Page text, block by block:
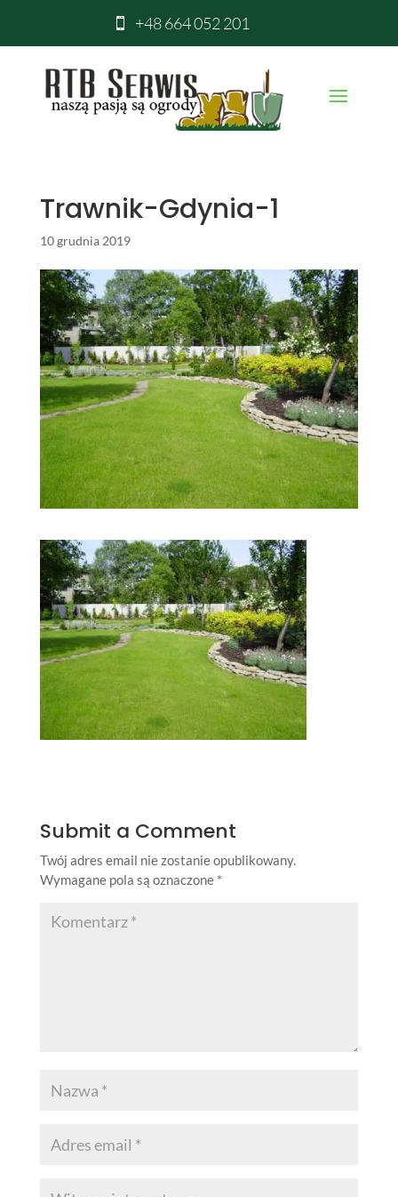
 +48 664 052 201
Trawnik-Gdynia-1
10 grudnia 2019
Submit a Comment
Twój adres email nie zostanie opublikowany.
Wymagane pola są oznaczone *